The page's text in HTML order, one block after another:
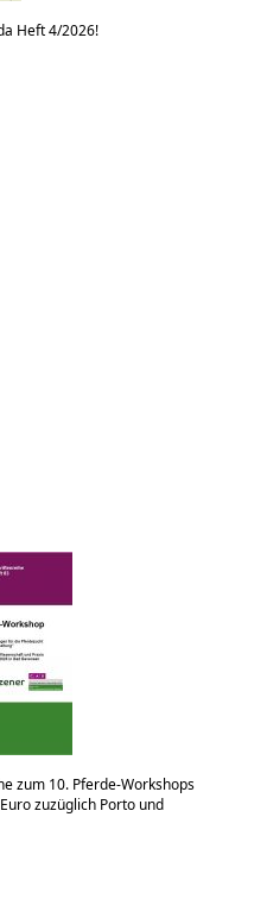
Heft 4/2026!
zum 10. Pferde-Workshops
zuzüglich Porto und